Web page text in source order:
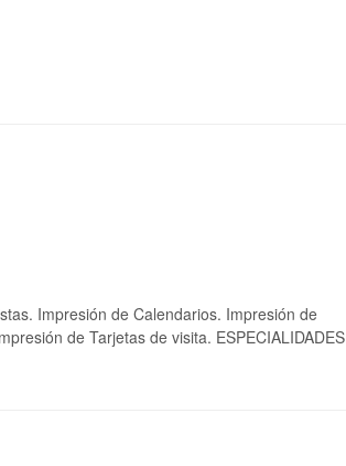
Impresión de Calendarios. Impresión de
de Tarjetas de visita. ESPECIALIDADES